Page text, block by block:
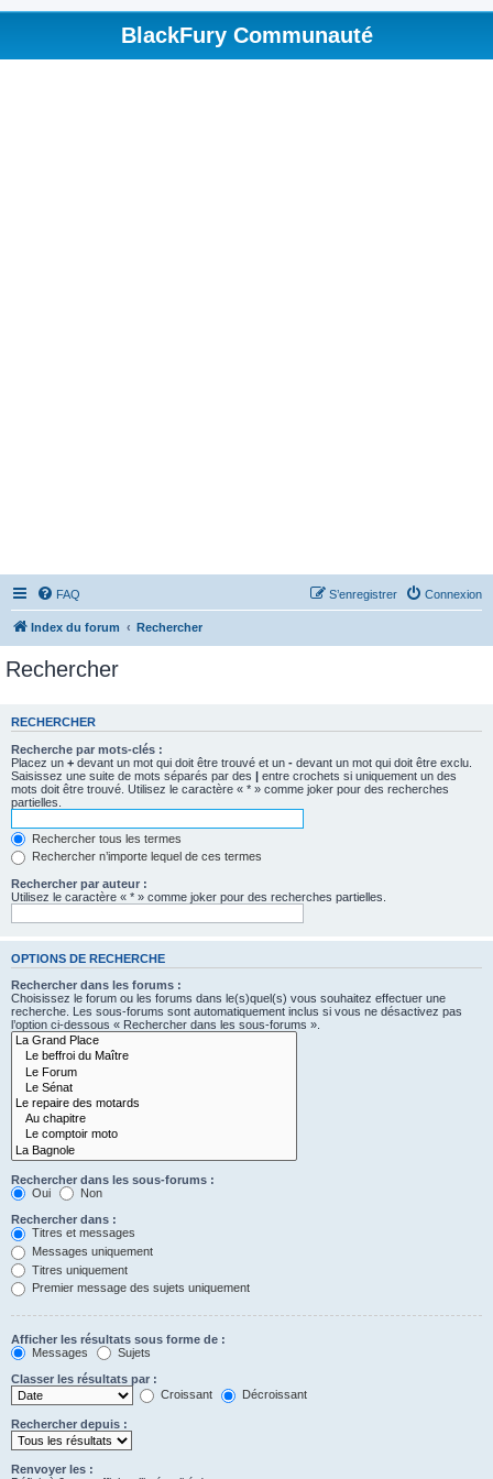
BlackFury Communauté
FAQ Connexion
S’enregistrer
Index du forum Rechercher
Rechercher
RECHERCHER
Recherche par mots-clés :
Placez un + devant un mot qui doit être trouvé et un - devant un mot qui doit être exclu.
Saisissez une suite de mots séparés par des | entre crochets si uniquement un des
mots doit être trouvé. Utilisez le caractère « * » comme joker pour des recherches
partielles.
Rechercher tous les termes
Rechercher n’importe lequel de ces termes
Rechercher par auteur :
Utilisez le caractère « * » comme joker pour des recherches partielles.
OPTIONS DE RECHERCHE
Rechercher dans les forums :
Choisissez le forum ou les forums dans le(s)quel(s) vous souhaitez effectuer une
recherche. Les sous-forums sont automatiquement inclus si vous ne désactivez pas
l’option ci-dessous « Rechercher dans les sous-forums ».
Rechercher dans les sous-forums :
Oui
Non
Rechercher dans :
Titres et messages
Messages uniquement
Titres uniquement
Premier message des sujets uniquement
Afficher les résultats sous forme de :
Messages
Sujets
Classer les résultats par :
Croissant
Décroissant
Rechercher depuis :
Renvoyer les :